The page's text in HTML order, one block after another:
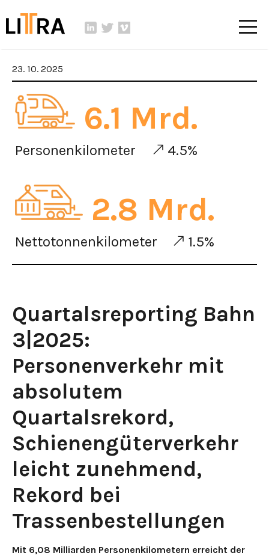
23. 10. 2025
6.1 Mrd.
Personenkilometer 4.5%
2.8 Mrd.
Nettotonnenkilometer 1.5%
Quartalsreporting Bahn
3|2025:
Personenverkehr mit
absolutem
Quartalsrekord,
Schienengüterverkehr
leicht zunehmend,
Rekord bei
Trassenbestellungen
Mit 6,08 Milliarden Personenkilometern erreicht der